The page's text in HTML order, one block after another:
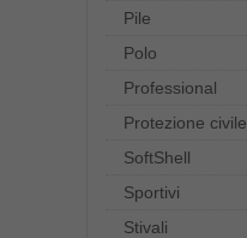
Pile
Polo
Professional
Protezione civile
SoftShell
Sportivi
Stivali